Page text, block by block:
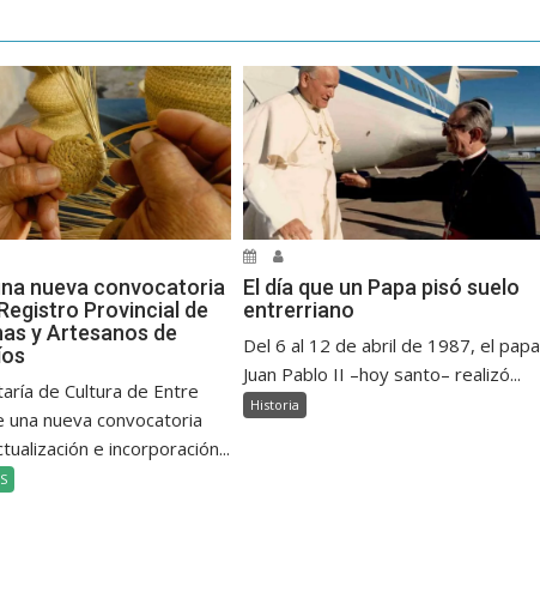
nueva convocatoria
Provincial de
y Artesanos de
de Cultura de Entre
una nueva convocatoria
e incorporación...
El día que un Papa pisó suelo
entrerriano
Del 6 al 12 de abril de 1987, el papa
Juan Pablo II –hoy santo– realizó...
Historia